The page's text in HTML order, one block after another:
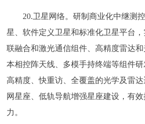
20.卫星网络。研制商业化中继测控
星、软件定义卫星和标准化卫星平台
联融合和激光通信组件、高精度雷达
本相控阵天线、多模手持终端等组件
高精度、快重访、全覆盖的光学及雷
网星座、低轨导航增强星座建设，有
力。